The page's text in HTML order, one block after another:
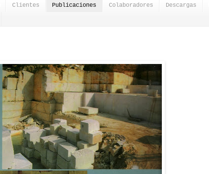
Clientes Publicaciones Colaboradores Descargas